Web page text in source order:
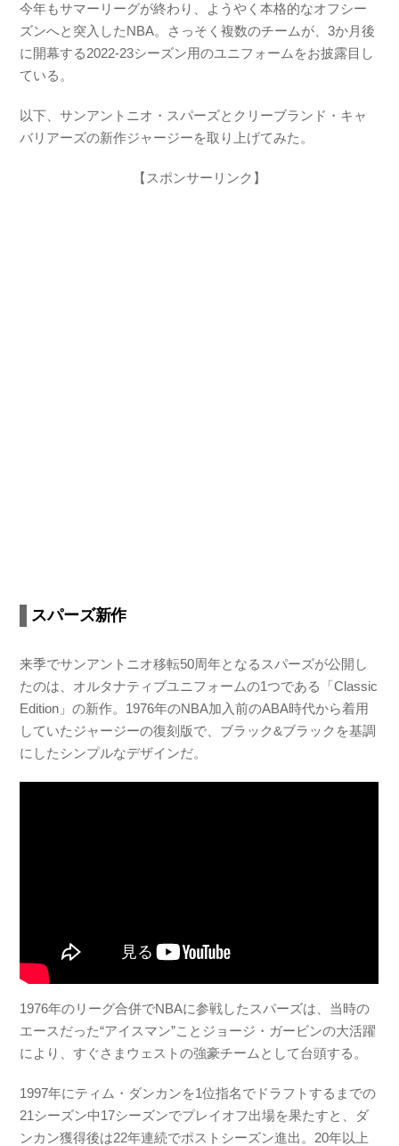
c
e
b
o
o
tt
er
er
n
e
e
今年もサマーリーグが終わり、ようやく本格的なオフシー
ズンへと突入したNBA。さっそく複数のチームが、3か月後
に開幕する2022-23シーズン用のユニフォームをお披露目し
ている。
以下、サンアントニオ・スパーズとクリーブランド・キャ
バリアーズの新作ジャージーを取り上げてみた。
【スポンサーリンク】
スパーズ新作
来季でサンアントニオ移転50周年となるスパーズが公開し
たのは、オルタナティブユニフォームの1つである「Classic
Edition」の新作。1976年のNBA加入前のABA時代から着用
していたジャージーの復刻版で、ブラック&ブラックを基調
にしたシンプルなデザインだ。
1976年のリーグ合併でNBAに参戦したスパーズは、当時の
エースだった“アイスマン”ことジョージ・ガービンの大活躍
により、すぐさまウェストの強豪チームとして台頭する。
1997年にティム・ダンカンを1位指名でドラフトするまでの
21シーズン中17シーズンでプレイオフ出場を果たすと、ダ
ンカン獲得後は22年連続でポストシーズン進出。20年以上